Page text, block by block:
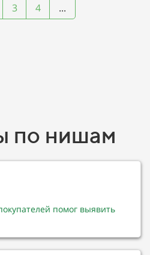
3 4 ...
по нишам
помог выявить